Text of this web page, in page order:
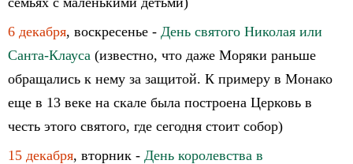
6 декабря, воскресенье - День святого Николая или
Санта-Клауса (известно, что даже Моряки раньше
обращались к нему за защитой. К примеру в Монако
еще в 13 веке на скале была построена Церковь в
честь этого святого, где сегодня стоит собор)
15 декабря, вторник - День королевства в